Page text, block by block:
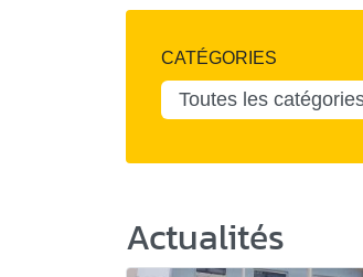
CATÉGORIES
Actualités